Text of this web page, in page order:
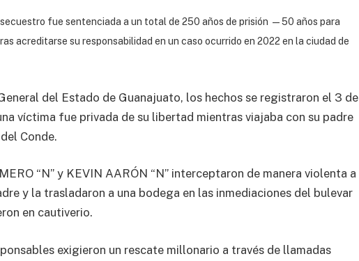
fue sentenciada a un total de 250 años de prisión —50 años para
acreditarse su responsabilidad en un caso ocurrido en 2022 en la ciudad de
del Estado de Guanajuato, los hechos se registraron el 3 de
víctima fue privada de su libertad mientras viajaba con su padre
Conde.
“N” y KEVIN AARÓN “N” interceptaron de manera violenta a
y la trasladaron a una bodega en las inmediaciones del bulevar
en cautiverio.
exigieron un rescate millonario a través de llamadas